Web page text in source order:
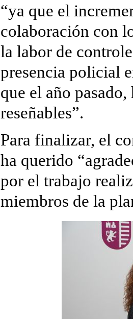
“ya que el
colaboración con
la labor de
presencia policial
que el año
reseñables”.
Para finalizar, el
ha querido
por el trabajo
miembros de la